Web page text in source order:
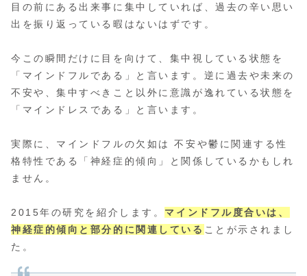
目の前にある出来事に集中していれば、過去の辛い思い
出を振り返っている暇はないはずです。
今この瞬間だけに目を向けて、集中視している状態を
「マインドフルである」と言います。逆に過去や未来の
不安や、集中すべきこと以外に意識が逸れている状態を
「マインドレスである」と言います。
実際に、マインドフルの欠如は 不安や鬱に関連する性
格特性である「神経症的傾向」と関係しているかもしれ
ません。
2015年の研究を紹介します。 マインドフル度合いは、
神経症的傾向と部分的に関連している ことが示されまし
た。